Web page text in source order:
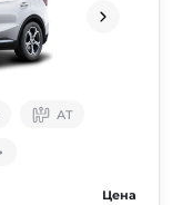
АТ
Цена